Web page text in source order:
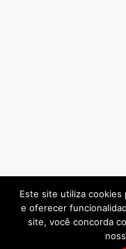
Este site utiliza cookies
e oferecer
site, você concorda